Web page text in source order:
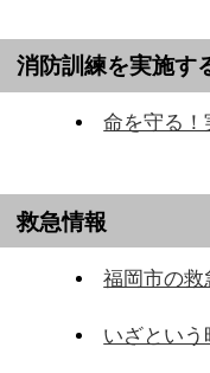
消防訓練を実施す
命を守る！
救急情報
福岡市の救
いざという